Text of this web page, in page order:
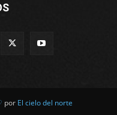
por El cielo del norte